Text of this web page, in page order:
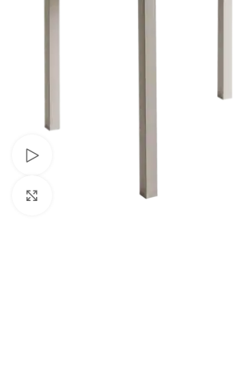
Klick zum Vergrößern